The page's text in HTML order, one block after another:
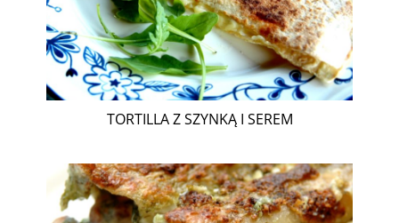
TORTILLA Z SZYNKĄ I SEREM